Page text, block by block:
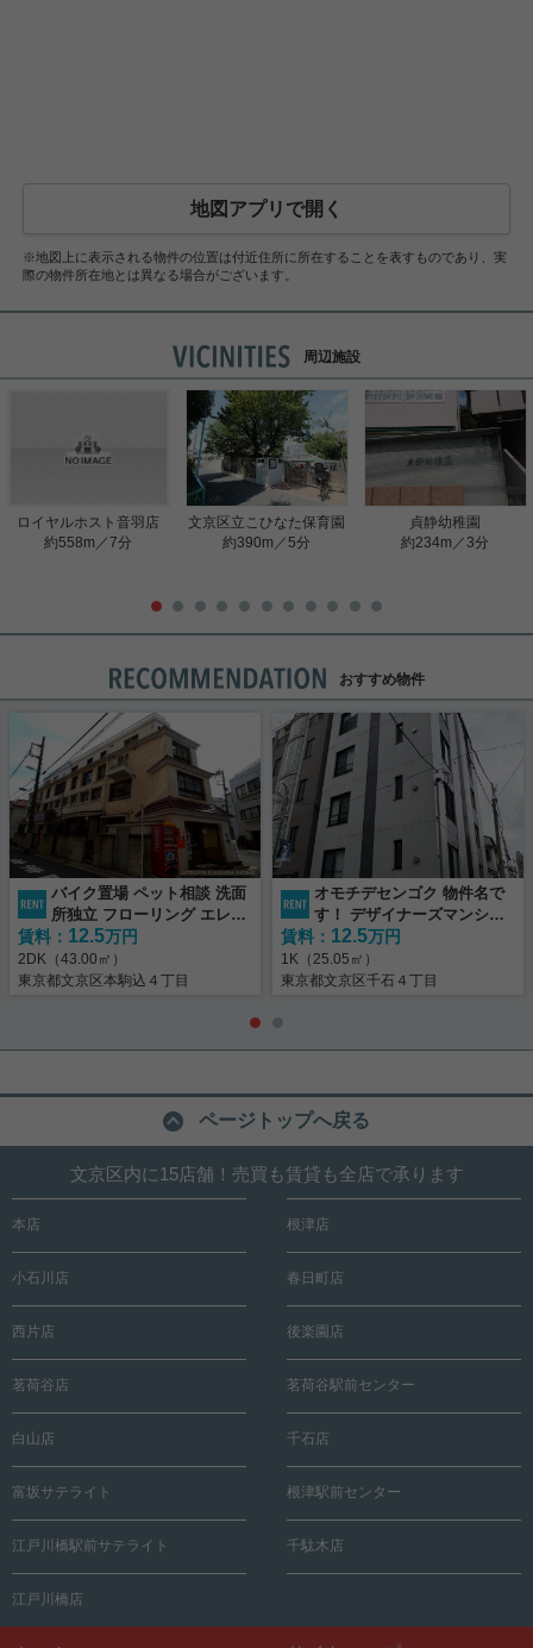
地図アプリで開く
※地図上に表示される物件の位置は付近住所に所在することを表すものであり、実
際の物件所在地とは異なる場合がございます。
周辺施設
ロイヤルホスト音羽店
約558m／7分
文京区立こひなた保育園
約390m／5分
貞静幼稚園
約234m／3分
おすすめ物件
バイク置場 ペット相談 洗面
所独立 フローリング エレベ
ーター
賃料： 12.5万円
2DK（43.00㎡）
東京都文京区本駒込４丁目
オモチデセンゴク 物件名で
す！ デザイナーズマンショ
ン♪
賃料： 12.5万円
1K（25.05㎡）
東京都文京区千石４丁目
ページトップへ戻る
文京区内に15店舗！売買も賃貸も全店で承ります
本店 根津店
小石川店 春日町店
西片店 後楽園店
茗荷谷店 茗荷谷駅前センター
白山店 千石店
富坂サテライト 根津駅前センター
江戸川橋駅前サテライト 千駄木店
江戸川橋店